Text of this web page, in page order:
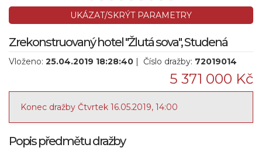
UKÁZAT/SKRÝT PARAMETRY
Zrekonstruovaný hotel "Žlutá sova", Studená
Vloženo: 25.04.2019 18:28:40 | Číslo dražby: 72019014
5 371 000 Kč
Konec dražby Čtvrtek 16.05.2019, 14:00
Popis předmětu dražby